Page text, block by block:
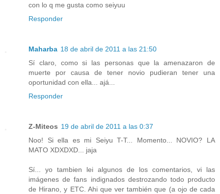
con lo q me gusta como seiyuu
Responder
Maharba 18 de abril de 2011 a las 21:50
Sí claro, como si las personas que la amenazaron de
muerte por causa de tener novio pudieran tener una
oportunidad con ella... ajá...
Responder
Z-Miteos 19 de abril de 2011 a las 0:37
Noo! Si ella es mi Seiyu T-T... Momento... NOVIO? LA
MATO XDXDXD... jaja
Sí... yo tambien lei algunos de los comentarios, vi las
imágenes de fans indignados destrozando todo producto
de Hirano, y ETC. Ahi que ver también que (a ojo de cada